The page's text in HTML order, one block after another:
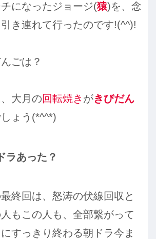
になったジョージ(猿)を、念
き連れて行ったのです!(^^)!
ごは？
大月の回転焼き がきびだん
ょう(*^^*)
ラあった？
終回は、怒涛の伏線回収と
もこの人も、全部繋がって
すっきり終わる朝ドラ今ま